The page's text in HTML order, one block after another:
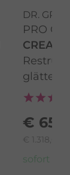
DR.
PRO
CREAM
€
€ 1.318,00
sofort